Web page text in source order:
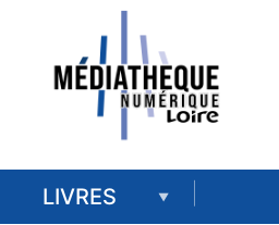
LIVRES